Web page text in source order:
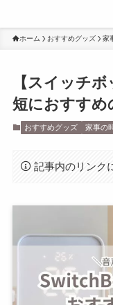
ホーム おすすめグッズ 家
【スイッチ
短におすすめ
おすすめグッズ 家事の
記事内のリンク